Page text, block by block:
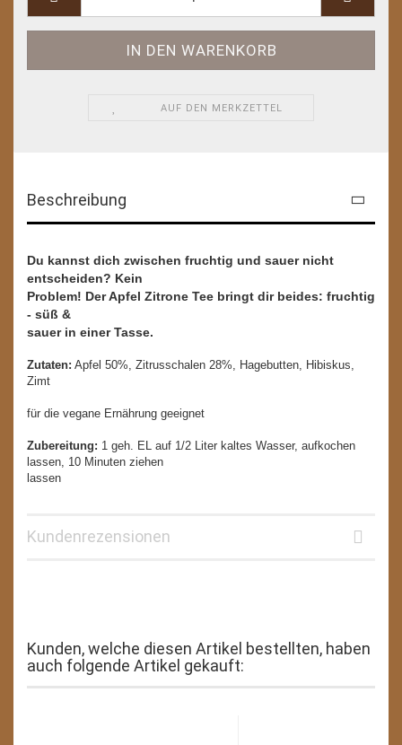
AUF DEN MERKZETTEL
Beschreibung
Du kannst dich zwischen fruchtig und sauer nicht
entscheiden? Kein
Problem! Der Apfel Zitrone Tee bringt dir beides: fruchtig
- süß &
sauer in einer Tasse.
Zutaten: Apfel 50%, Zitrusschalen 28%, Hagebutten, Hibiskus,
Zimt
für die vegane Ernährung geeignet
Zubereitung: 1 geh. EL auf 1/2 Liter kaltes Wasser, aufkochen
lassen, 10 Minuten ziehen
lassen
Kundenrezensionen
Kunden, welche diesen Artikel bestellten, haben
auch folgende Artikel gekauft: